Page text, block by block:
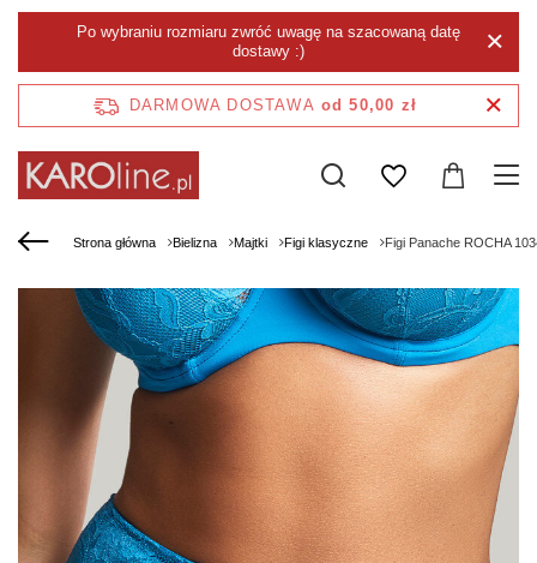
Po wybraniu rozmiaru zwróć uwagę na szacowaną datę
dostawy :)
DARMOWA DOSTAWA od 50,00 zł
Strona główna Bielizna Majtki Figi klasyczne Figi Panache ROCHA